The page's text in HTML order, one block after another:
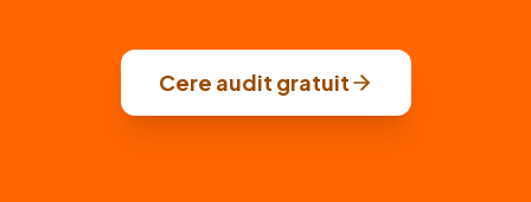
Cere audit gratuit